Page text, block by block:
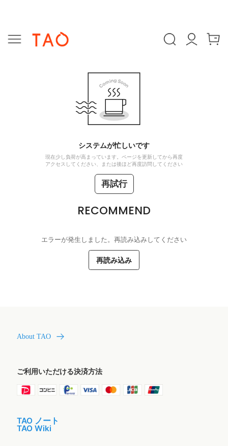
システムが忙しいです
現在少し負荷が高まっています。ページを更新してから再度
アクセスしてください、または後ほど再度訪問してください
再試行
RECOMMEND
エラーが発生しました。再読み込みしてください
再読み込み
About TAO
ご利用いただける決済方法
TAO ノート
TAO Wiki